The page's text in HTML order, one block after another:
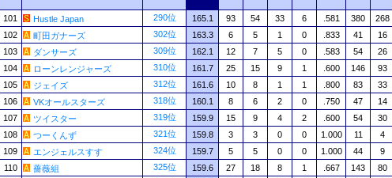
101 Hustle Japan 290位 165.1 93 54 33 6 .581 380 268
102
町田ガナーズ 302位 163.3 6 5 1 0 .833 41 16
103
ダンサーズ 309位 162.1 12 7 5 0 .583 54 26
104
ローンレンジャーズ 310位 161.7 25 15 9 1 .600 146 93
105
ジェイズ 312位 161.6 10 8 1 1 .800 83 33
106
VKオールスターズ 318位 160.1 8 6 2 0 .750 47 14
107
ツイスター 319位 159.9 15 9 4 2 .600 54 30
108
つーくんず 321位 159.8 3 3 0 0 1.000 11 4
109
エンジェルスすす 324位 159.7 5 5 0 0 1.000 44 9
110
薔薇組 325位 159.6 27 18 8 1 .667 143 80